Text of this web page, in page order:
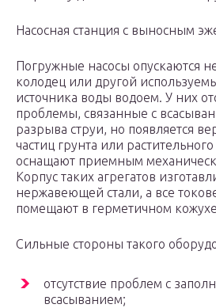
Насосная станция с выносным
Погружные насосы опускаются
колодец или другой
источника воды водоем. У них
проблемы, связанные с
разрыва струи, но появляется
частиц грунта или
оснащают приемным
Корпус таких агрегатов
нержавеющей стали, а все
помещают в герметичном
Сильные стороны такого
отсутствие проблем с
всасыванием;